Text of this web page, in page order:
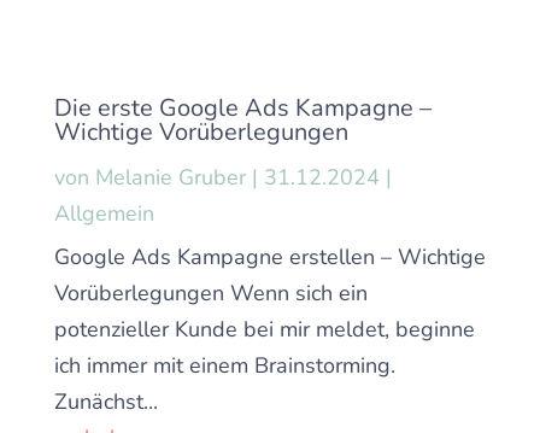
Die erste Google Ads Kampagne –
Wichtige Vorüberlegungen
von Melanie Gruber| 31.12.2024 |
Allgemein
Google Ads Kampagne erstellen – Wichtige
Vorüberlegungen Wenn sich ein
potenzieller Kunde bei mir meldet, beginne
ich immer mit einem Brainstorming.
Zunächst...